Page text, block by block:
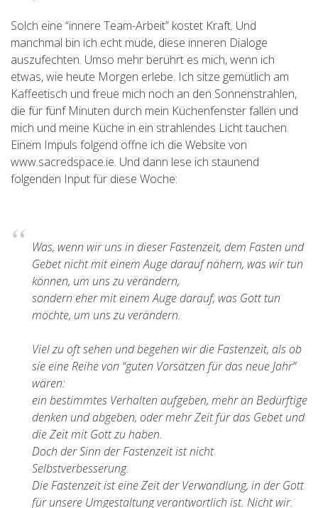
Solch eine “innere Team-Arbeit” kostet Kraft. Und
manchmal bin ich echt müde, diese inneren Dialoge
auszufechten. Umso mehr berührt es mich, wenn ich
etwas, wie heute Morgen erlebe. Ich sitze gemütlich am
Kaffeetisch und freue mich noch an den Sonnenstrahlen,
die für fünf Minuten durch mein Küchenfenster fallen und
mich und meine Küche in ein strahlendes Licht tauchen.
Einem Impuls folgend öffne ich die Website von
www.sacredspace.ie. Und dann lese ich staunend
folgenden Input für diese Woche:
Was, wenn wir uns in dieser Fastenzeit, dem Fasten und
Gebet nicht mit einem Auge darauf nähern, was wir tun
können, um uns zu verändern,
sondern eher mit einem Auge darauf, was Gott tun
möchte, um uns zu verändern.
Viel zu oft sehen und begehen wir die Fastenzeit, als ob
sie eine Reihe von “guten Vorsätzen für das neue Jahr”
wären:
ein bestimmtes Verhalten aufgeben, mehr an Bedürftige
denken und abgeben, oder mehr Zeit für das Gebet und
die Zeit mit Gott zu haben.
Doch der Sinn der Fastenzeit ist nicht
Selbstverbesserung.
Die Fastenzeit ist eine Zeit der Verwandlung, in der Gott
für unsere Umgestaltung verantwortlich ist. Nicht wir.